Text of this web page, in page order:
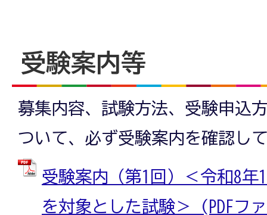
受験案内等
募集内容、試験方法、受験申込
ついて、必ず受験案内を確認し
受験案内（第1回）＜令和8年
を対象とした試験＞ (PDFフ